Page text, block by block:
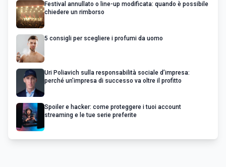
Festival annullato o line-up modificata: quando è possibile
chiedere un rimborso
5 consigli per scegliere i profumi da uomo
Uri Poliavich sulla responsabilità sociale d’impresa:
perché un’impresa di successo va oltre il profitto
Spoiler e hacker: come proteggere i tuoi account
streaming e le tue serie preferite